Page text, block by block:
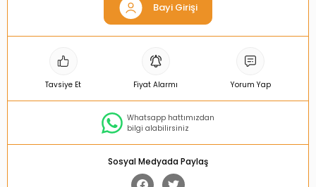
Bayi Girişi
Tavsiye Et Fiyat Alarmı Yorum Yap
Whatsapp hattımızdan
bilgi alabilirsiniz
Sosyal Medyada Paylaş